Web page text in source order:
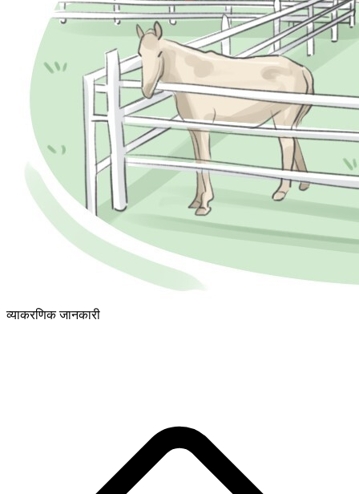
व्याकरणिक जानकारी